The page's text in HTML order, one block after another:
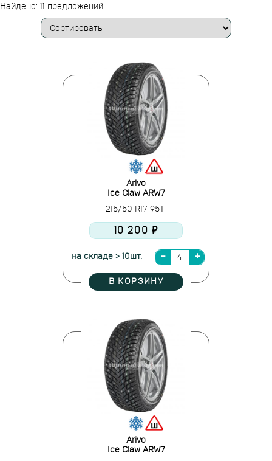
Найдено: 11 предложений
Arivo
Ice Claw ARW7
215/50 R17 95T
10 200 ₽
на складе > 10шт.
В КОРЗИНУ
Arivo
Ice Claw ARW7